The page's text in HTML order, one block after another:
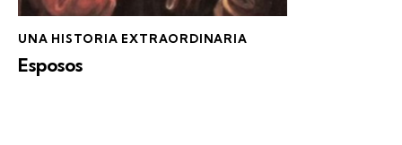
UNA HISTORIA EXTRAORDINARIA
Esposos